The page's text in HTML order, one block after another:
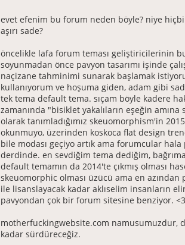
evet efenim bu forum neden böyle? niye
aşırı sade?
öncelikle lafa forum teması geliştiricilerinin
soyunmadan önce pavyon tasarımı işinde
naçizane tahminimi sunarak başlamak
kullanıyorum ve hoşuma giden, adam gibi
tek tema default tema. sıçam böyle kadere
zamanında "bisiklet yakalıların eşeğin amına
olarak tanımladığımız skeuomorphism'in
okunmuyo, üzerinden koskoca flat design
bile modası geçiyo artık ama forumcular
derdinde. en sevdiğim tema dediğim, bağrıma
default temamın da 2014'te çıkmış olması
skeuomorphic olması üzücü ama en
ile lisanslayacak kadar aklıselim insanların
pavyondan çok bir forum sitesine benziyor. <3
motherfuckingwebsite.com namusumuzdur,
kadar sürdüreceğiz.